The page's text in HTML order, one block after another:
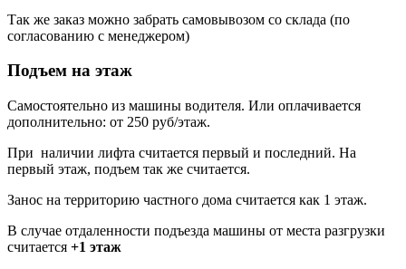
Так же заказ можно забрать самовывозом со склада (по
согласованию с менеджером)
Подъем на этаж
Самостоятельно из машины водителя. Или оплачивается
дополнительно: от 250 руб/этаж.
При наличии лифта считается первый и последний. На
первый этаж, подъем так же считается.
Занос на территорию частного дома считается как 1 этаж.
В случае отдаленности подъезда машины от места разгрузки
считается +1 этаж